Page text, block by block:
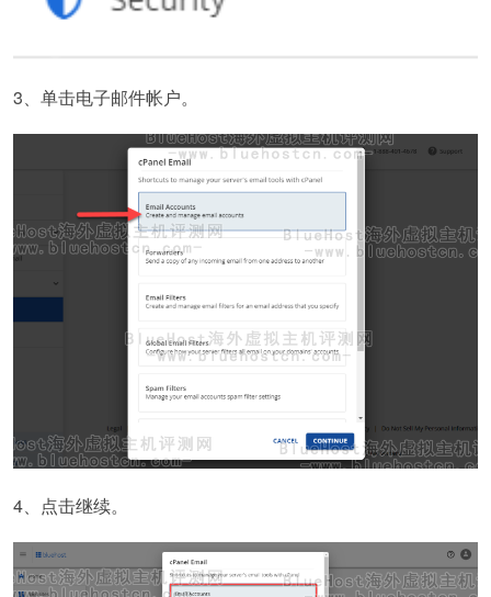
3、单击电子邮件帐户。
4、点击继续。